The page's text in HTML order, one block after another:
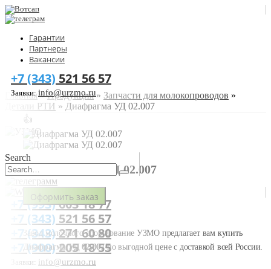
Гарантии
Партнеры
Вакансии
+7 (343) 521 56 57
Заявки:info@urzmo.ru
Search
+7 (993)603 18 77
+7 (343) 521 56 57
+7 (343)271 60 80
+7 (900)205 18 55
Заявки:
info@urzmo.ru
Главная»Продукция» Запчасти для молокопроводов »
Детали РТИ » Диафрагма УД 02.007
👍
ДИАФРАГМА УД 02.007
Оформить заказ
Завод молочного оборудование УЗМО предлагает вам купить
Диафрагма УД 02.007по выгодной цене с доставкой всей России.